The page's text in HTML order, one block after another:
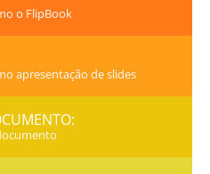
o FlipBook
apresentação de slides